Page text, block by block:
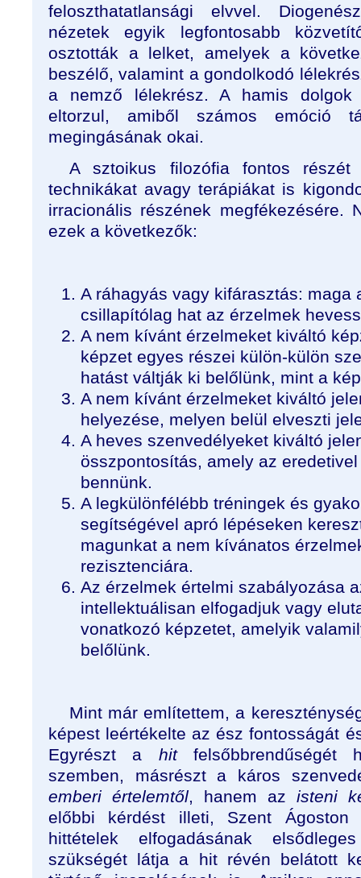
feloszthatatlansági elvvel.
nézetek egyik legfontosabb
osztották a lelket, amelyek a
beszélő, valamint a gondolkodó
a nemző lélekrész. A hamis dolgok
eltorzul, amiből számos
megingásának okai.
A sztoikus filozófia fontos részét
technikákat avagy terápiákat is
irracionális részének megfékezésére.
ezek a következők:
A ráhagyás vagy kifárasztás: maga
csillapítólag hat az érzelmek
A nem kívánt érzelmeket kiváltó
képzet egyes részei külön-külön
hatást váltják ki belőlünk, mint a
A nem kívánt érzelmeket kiváltó
helyezése, melyen belül elveszti
A heves szenvedélyeket kiváltó
összpontosítás, amely az
bennünk.
A legkülönfélébb tréningek és
segítségével apró lépéseken
magunkat a nem kívánatos
rezisztenciára.
Az érzelmek értelmi szabályozása
intellektuálisan elfogadjuk vagy
vonatkozó képzetet, amelyik
belőlünk.
Mint már említettem, a
képest leértékelte az ész fontosságát
Egyrészt a hitfelsőbbrendűségét
szemben, másrészt a káros
emberi értelemtől, hanem az isteni
előbbi kérdést illeti, Szent Ágoston
hittételek elfogadásának
szükségét látja a hit révén belátott